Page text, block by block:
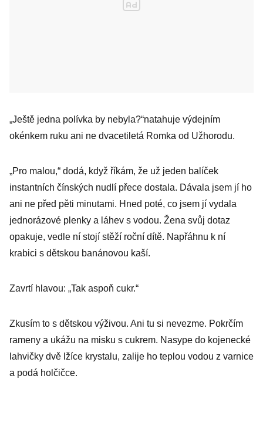
„Ještě jedna polívka by nebyla?“natahuje výdejním
okénkem ruku ani ne dvacetiletá Romka od Užhorodu.
„Pro malou,“ dodá, když říkám, že už jeden balíček
instantních čínských nudlí přece dostala. Dávala jsem jí ho
ani ne před pěti minutami. Hned poté, co jsem jí vydala
jednorázové plenky a láhev s vodou. Žena svůj dotaz
opakuje, vedle ní stojí stěží roční dítě. Napřáhnu k ní
krabici s dětskou banánovou kaší.
Zavrtí hlavou: „Tak aspoň cukr.“
Zkusím to s dětskou výživou. Ani tu si nevezme. Pokrčím
rameny a ukážu na misku s cukrem. Nasype do kojenecké
lahvičky dvě lžíce krystalu, zalije ho teplou vodou z varnice
a podá holčičce.